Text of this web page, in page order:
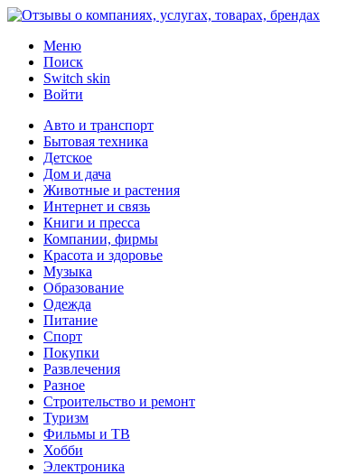
Меню
Поиск
Switch skin
Войти
Авто и транспорт
Бытовая техника
Детское
Дом и дача
Животные и растения
Интернет и связь
Книги и пресса
Компании, фирмы
Красота и здоровье
Музыка
Образование
Одежда
Питание
Спорт
Покупки
Развлечения
Разное
Строительство и ремонт
Туризм
Фильмы и ТВ
Хобби
Электроника